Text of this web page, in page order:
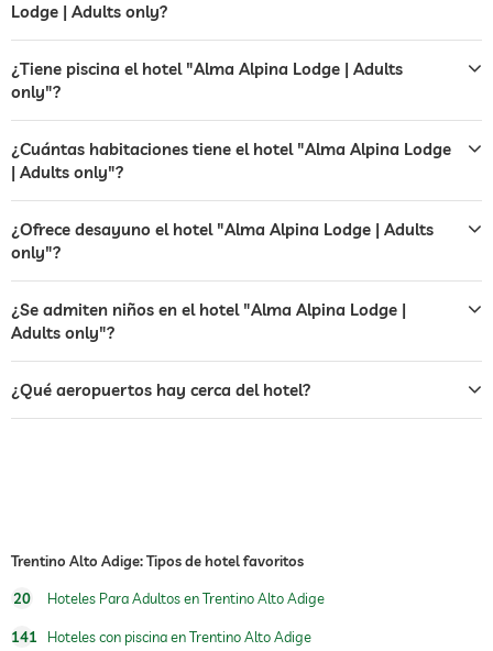
café
servicio de habitaciones
caja fuerte
transporte al aeropuerto
transporte a las principales
atracciones
cargos adicionales
cocina saludable y orgánica
cocina moderna y light
deportes de invierno
esquí
escuela de esquí
piscina exterior abierto todo el año
Lodge | Adults only?
¿Tiene piscina el hotel "Alma Alpina Lodge | Adults
only"?
¿Cuántas habitaciones tiene el hotel "Alma Alpina Lodge
| Adults only"?
¿Ofrece desayuno el hotel "Alma Alpina Lodge | Adults
only"?
¿Se admiten niños en el hotel "Alma Alpina Lodge |
Adults only"?
¿Qué aeropuertos hay cerca del hotel?
Trentino Alto Adige: Tipos de hotel favoritos
20 Hoteles Para Adultos en Trentino Alto Adige
141 Hoteles con piscina en Trentino Alto Adige